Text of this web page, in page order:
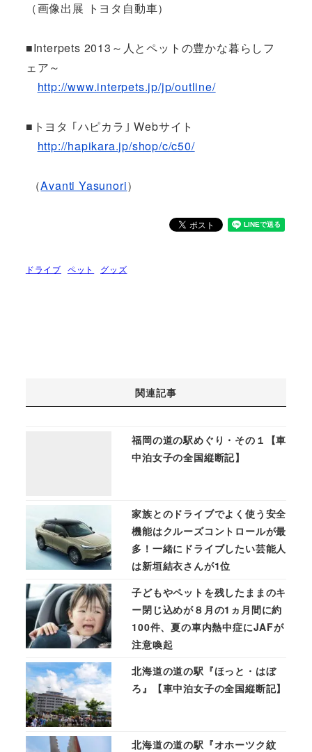
（画像出展 トヨタ自動車）
■Interpets 2013～人とペットの豊かな暮らしフ
ェア～
http://www.interpets.jp/jp/outline/
■トヨタ ｢ハピカラ｣ Webサイト
http://hapikara.jp/shop/c/c50/
（Avanti Yasunori）
ドライブ ペット グッズ
関連記事
福岡の道の駅めぐり・その１【車
中泊女子の全国縦断記】
家族とのドライブでよく使う安全
機能はクルーズコントロールが最
多！一緒にドライブしたい芸能人
は新垣結衣さんが1位
子どもやペットを残したままのキ
ー閉じ込めが８月の1ヵ月間に約
100件、夏の車内熱中症にJAFが
注意喚起
北海道の道の駅『ほっと・はぼ
ろ』【車中泊女子の全国縦断記】
北海道の道の駅『オホーツク紋